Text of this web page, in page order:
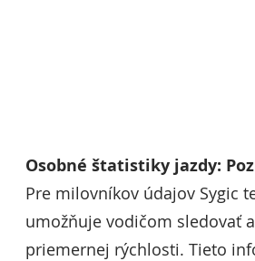
Osobné štatistiky jazdy:
Pre milovníkov údajov Sygic
umožňuje vodičom sledovať
priemernej rýchlosti. Tieto